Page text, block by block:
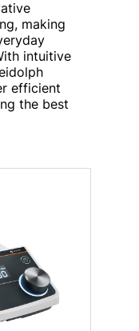
making
intuitive
efficient
the best